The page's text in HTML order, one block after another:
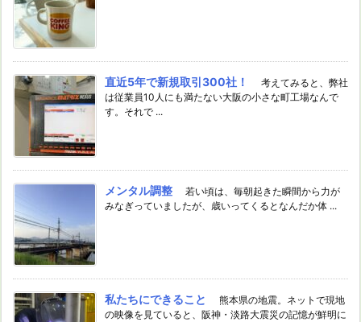
直近5年で新規取引300社！
考えてみると、弊社
は従業員10人にも満たない大阪の小さな町工場なんで
す。それで ...
メンタル調整
若い頃は、毎朝起きた瞬間から力が
みなぎっていましたが、歳いってくるとなんだか体 ...
私たちにできること
熊本県の地震。ネットで現地
の映像を見ていると、阪神・淡路大震災の記憶が鮮明に